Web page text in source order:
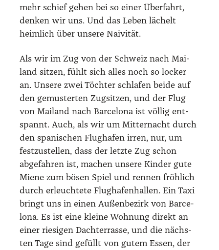
mehr schief gehen bei so einer Über­fahrt,
den­ken wir uns. Und das Leben lächelt
heim­lich über unse­re Nai­vi­tät.
Als wir im Zug von der Schweiz nach Mai­
land sit­zen, fühlt sich alles noch so locker
an. Unse­re zwei Töch­ter schla­fen bei­de auf
den gemus­ter­ten Zug­sit­zen, und der Flug
von Mai­land nach Bar­ce­lo­na ist völ­lig ent­
spannt. Auch, als wir um Mit­ter­nacht durch
den spa­ni­schen Flug­ha­fen irren, nur, um
fest­zu­stel­len, dass der letz­te Zug schon
abge­fah­ren ist, machen unse­re Kin­der gute
Mie­ne zum bösen Spiel und ren­nen fröh­lich
durch erleuch­te­te Flug­ha­fen­hal­len. Ein Taxi
bringt uns in einen Außen­be­zirk von Bar­ce­
lo­na. Es ist eine klei­ne Woh­nung direkt an
einer rie­si­gen Dach­ter­ras­se, und die nächs­
ten Tage sind gefüllt von gutem Essen, der